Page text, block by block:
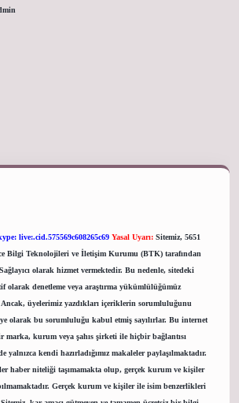
live:.cid.575569c608265c69 Yasal Uyarı: Sitemiz, 5651
Bilgi Teknolojileri ve İletişim Kurumu (BTK) tarafından
olarak hizmet vermektedir. Bu nedenle, sitedeki
olarak denetleme veya araştırma yükümlülüğümüz
üyelerimiz yazdıkları içeriklerin sorumluluğunu
olarak bu sorumluluğu kabul etmiş sayılırlar. Bu internet
marka, kurum veya şahıs şirketi ile hiçbir bağlantısı
yalnızca kendi hazırladığımız makaleler paylaşılmaktadır.
haber niteliği taşımamakta olup, gerçek kurum ve kişiler
Gerçek kurum ve kişiler ile isim benzerlikleri